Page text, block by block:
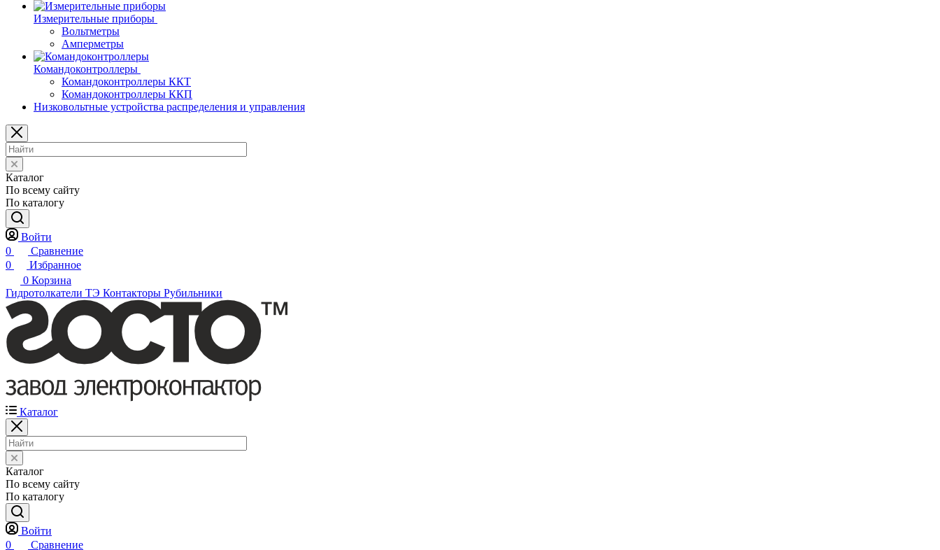
Измерительные приборы
Вольтметры
Амперметры
Командоконтроллеры
Командоконтроллеры ККТ
Командоконтроллеры ККП
Низковольтные устройства распределения и управления
Каталог
По всему сайту
По каталогу
Войти
0
Сравнение
0
Избранное
0 Корзина
Гидротолкатели ТЭ Контакторы Рубильники
Каталог
Каталог
По всему сайту
По каталогу
Войти
0
Сравнение